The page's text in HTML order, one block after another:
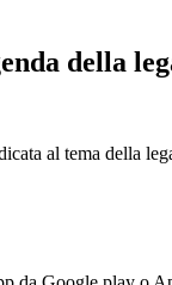
della
al tema della